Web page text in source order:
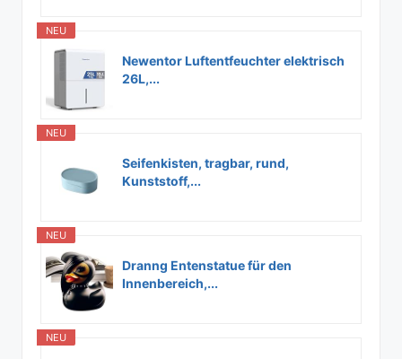
NEU
Newentor Luftentfeuchter elektrisch
26L,...
NEU
Seifenkisten, tragbar, rund,
Kunststoff,...
NEU
Dranng Entenstatue für den
Innenbereich,...
NEU